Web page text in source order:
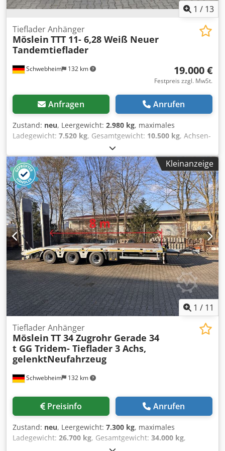
1 / 13
Schwebheim 132 km
Tieflader Anhänger
Möslein TTT 11- 6,28 Weiß Neuer
Tandemtieflader
19.000 €
Festpreis zzgl. MwSt.
Anfragen Anrufen
Zustand: neu, Leergewicht: 2.980 kg, maximales
Ladegewicht: 7.520 kg, Gesamtgewicht: 10.500 kg, Achsen-
, Laderaumlänge:
Laderaumbreite:2.480 mm, Federung:Blatt, Reifengröße:
245 / 70 R 17,5, Radstand:990 mm, Farbe:Sonstige,
Getriebetyp:Sonstige, Vorderreifengröße:245 / 70 R 17,5,
Hinterreifengröße:245 / 70 R 17,5, Fahrerkabine:Sonstige,
Emissionsklasse:keine, Kraftstoff:Biodiesel, Ausstattung:
ABS, Druckluftbremse, je Rampe ca. 2.700 mm lang x 560
mm Breit , Rampen mit Gitterrosten, Ladehöhe: 840 mm,
12 Zurrösen je 2,5 t, 8 x Zurrösen je 6 t, Stahl- Bordwände,
klappbar und abnehmbar, Holz- Bohlen 50 mm, Ladefläche
hinten angeschrägt, Ladeflächenbreite Innen 2.480 mm,
Heckrunge abnehmbar, Vorn zum Durchladen, , Auch in
5.300 mm Ladeflächenlänge lieferbar!!, , Mietpreis ab 500
¤ , , -- Druckfehler, Irrtümer und Änderungen vorbehalten,
Muster- Bilder --, Mehr Daten unter: !, More Details: !
Dodpfx Aqszrdxxolekr
Kleinanzeige
1 / 11
Schwebheim 132 km
Tieflader Anhänger
Möslein TT 34 Zugrohr Gerade 34
t GG Tridem- Tieflader 3 Achs,
gelenktNeufahrzeug
Preisinfo Anrufen
Zustand: neu, Leergewicht: 7.300 kg, maximales
Ladegewicht: 26.700 kg, Gesamtgewicht: 34.000 kg,
3 Achsen